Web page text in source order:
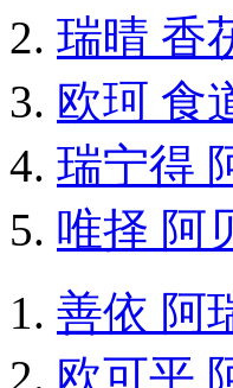
瑞晴 香
欧珂 食
瑞宁得
唯择 阿
善依 阿
欧可平